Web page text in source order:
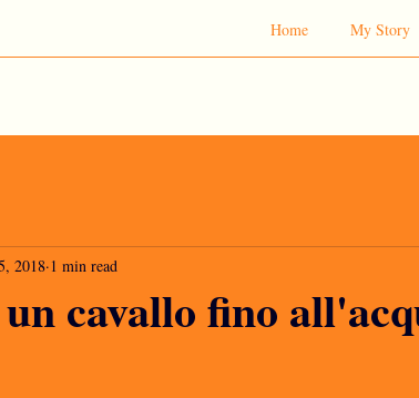
Home My Story
cavallo fino
2018 1 min read